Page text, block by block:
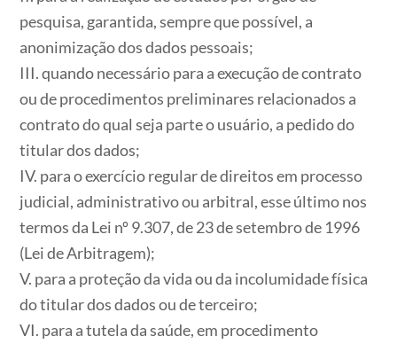
pesquisa, garantida, sempre que possível, a
anonimização dos dados pessoais;
III. quando necessário para a execução de contrato
ou de procedimentos preliminares relacionados a
contrato do qual seja parte o usuário, a pedido do
titular dos dados;
IV. para o exercício regular de direitos em processo
judicial, administrativo ou arbitral, esse último nos
termos da Lei nº 9.307, de 23 de setembro de 1996
(Lei de Arbitragem);
V. para a proteção da vida ou da incolumidade física
do titular dos dados ou de terceiro;
VI. para a tutela da saúde, em procedimento